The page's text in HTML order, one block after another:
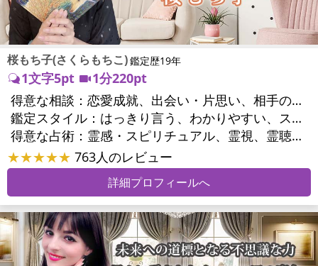
桜もち子(さくらもちこ)鑑定歴19年
1文字5pt
1分220pt
得意な相談：
恋愛成就、出会い・片思い、相手の気持ち、相性、縁結び、結婚、二人の今後、複雑な恋愛、三角関係、略奪愛、浮気、不倫、復活愛、復縁、同性愛・LGBT、人間関係、対人関係、仕事運、転職、人生全般、経営相談、ビジネスチャンス、ビジネスパートナー、家族関係、夫婦関係、家庭問題、心の問題、うつ、いじめ、人生相談、霊的問題、ご先祖様、守護霊様、魂の本質、パワーストーン選択、開運指導、金運、縁切り
鑑定スタイル：
はっきり言う、わかりやすい、スピード鑑定、具体的、的確、納得感、聞き上手、とても話しやすい、じっくり聞いてくれる、愛にあふれ温かい、勇気をくれる、前向き・元気になれる、実力派
得意な占術：
霊感・スピリチュアル、霊視、霊聴、未来予知、前世・来世、波動修正、エネルギー調整、ソウルメイト、チャクラ、チャネリング、タロット、オラクルカード、姓名判断、九星気学、四柱推命、カラー診断、夢診断、易学、陰陽五行、祈祷、祈願、縁結び、除霊、縁切り、パワーストーン、水晶、ヒーリング
★★★★★ 763人のレビュー
詳細プロフィールへ